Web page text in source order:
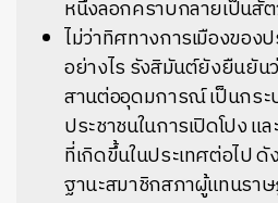
หนึ่งลอกคราบกลายเป็นสัต
ไม่ว่าทิศทางการเมืองของ
อย่างไร รังสิมันต์ยังยืนยัน
สานต่ออุดมการณ์ เป็นกระ
ประชาชนในการเปิดโปง แ
ที่เกิดขึ้นในประเทศต่อไป
ฐานะสมาชิกสภาผู้แทนรา